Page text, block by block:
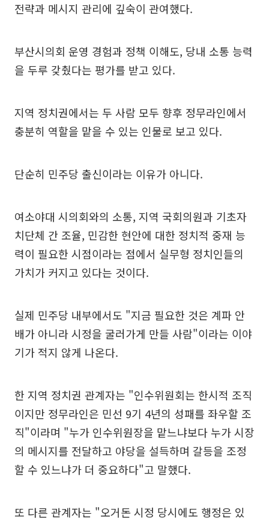
전략과 메시지 관리에 깊숙이 관여했다.
부산시의회 운영 경험과 정책 이해도, 당내 소통 능력
을 두루 갖췄다는 평가를 받고 있다.
지역 정치권에서는 두 사람 모두 향후 정무라인에서
충분히 역할을 맡을 수 있는 인물로 보고 있다.
단순히 민주당 출신이라는 이유가 아니다.
여소야대 시의회와의 소통, 지역 국회의원과 기초자
치단체 간 조율, 민감한 현안에 대한 정치적 중재 능
력이 필요한 시점이라는 점에서 실무형 정치인들의
가치가 커지고 있다는 것이다.
실제 민주당 내부에서도 "지금 필요한 것은 계파 안
배가 아니라 시정을 굴러가게 만들 사람"이라는 이야
기가 적지 않게 나온다.
한 지역 정치권 관계자는 "인수위원회는 한시적 조직
이지만 정무라인은 민선 9기 4년의 성패를 좌우할 조
직"이라며 "누가 인수위원장을 맡느냐보다 누가 시장
의 메시지를 전달하고 야당을 설득하며 갈등을 조정
할 수 있느냐가 더 중요하다"고 말했다.
또 다른 관계자는 "오거돈 시정 당시에도 행정은 있